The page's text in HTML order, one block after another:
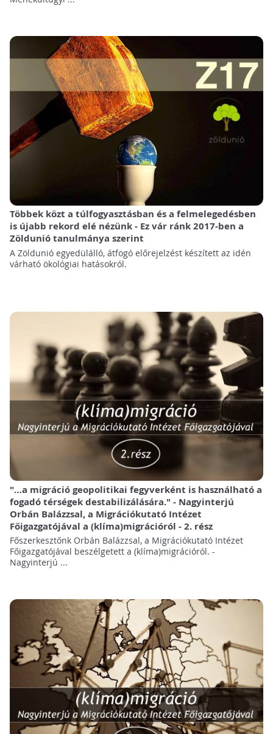
Többek közt a túlfogyasztásban és a felmelegedésben
is újabb rekord elé nézünk - Ez vár ránk 2017-ben a
Zöldunió tanulmánya szerint
A Zöldunió egyedülálló, átfogó előrejelzést készített az idén
várható ökológiai hatásokról.
"…a migráció geopolitikai fegyverként is használható a
fogadó térségek destabilizálására." - Nagyinterjú
Orbán Balázzsal, a Migrációkutató Intézet
Főigazgatójával a (klíma)migrációról - 2. rész
Főszerkesztőnk Orbán Balázzsal, a Migrációkutató Intézet
Főigazgatójával beszélgetett a (klíma)migrációról. -
Nagyinterjú ...